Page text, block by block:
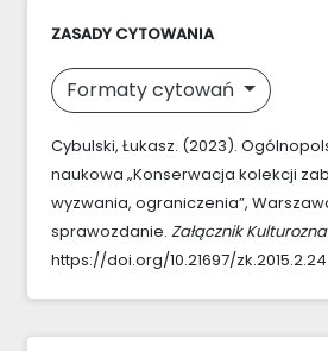
ZASADY CYTOWANIA
Formaty cytowań
Cybulski, Łukasz. (2023).
naukowa „Konserwacja kolekcji
wyzwania, ograniczenia”,
sprawozdanie. Załącznik
https://doi.org/10.21697/zk.2015.2.24